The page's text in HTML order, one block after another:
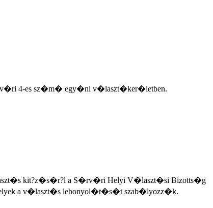
4-es sz�m� egy�ni v�laszt�ker�letben.
kit?z�s�r?l a S�rv�ri Helyi V�laszt�si Bizotts�g
a v�laszt�s lebonyol�t�s�t szab�lyozz�k.